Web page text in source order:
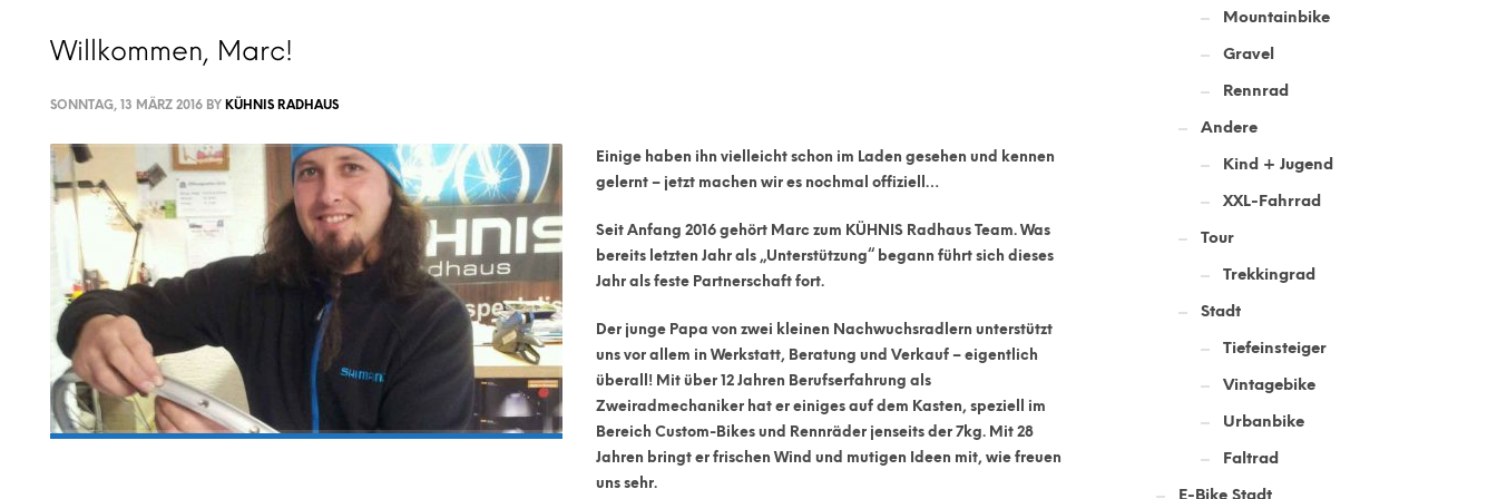
Willkommen, Marc!
SONNTAG, 13 MÄRZ 2016 BY KÜHNIS RADHAUS
Einige haben ihn vielleicht schon im Laden gesehen und kennen
gelernt – jetzt machen wir es nochmal offiziell…
Seit Anfang 2016 gehört Marc zum KÜHNIS Radhaus Team. Was
bereits letzten Jahr als „Unterstützung“ begann führt sich dieses
Jahr als feste Partnerschaft fort.
Der junge Papa von zwei kleinen Nachwuchsradlern unterstützt
uns vor allem in Werkstatt, Beratung und Verkauf – eigentlich
überall! Mit über 12 Jahren Berufserfahrung als
Zweiradmechaniker hat er einiges auf dem Kasten, speziell im
Bereich Custom-Bikes und Rennräder jenseits der 7kg. Mit 28
Jahren bringt er frischen Wind und mutigen Ideen mit, wie freuen
uns sehr.
Mountainbike
Gravel
Rennrad
Andere
Kind + Jugend
XXL-Fahrrad
Tour
Trekkingrad
Stadt
Tiefeinsteiger
Vintagebike
Urbanbike
Faltrad
E-Bike Stadt